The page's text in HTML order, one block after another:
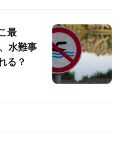
最
水難事
る？